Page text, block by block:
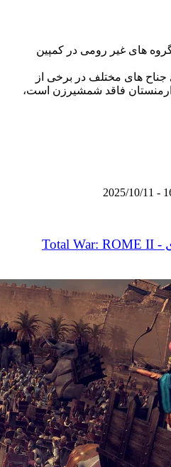
های غیر رومی در کمپین
های مختلف در برخی از
ارمنستان فاقد شمشیرزن است،
آموزش نصب ماد های بازی Total War: ROME II -